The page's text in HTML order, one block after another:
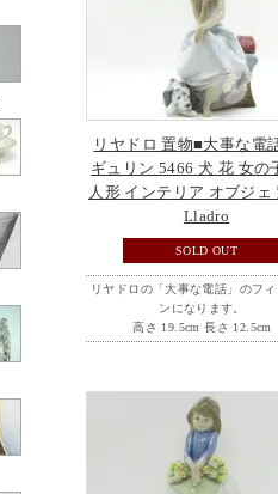
リヤドロ 置物■大事な電
ギュリン 5466 犬 花 女の
人形 インテリア オブジェ
Lladro
SOLD OUT
リヤドロの「大事な電話」のフィ
ンになります。
高さ 19.5cm 長さ 12.5cm